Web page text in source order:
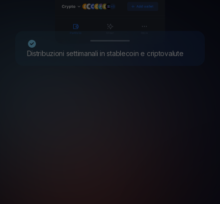
Distribuzioni settimanali in stablecoin e criptovalute